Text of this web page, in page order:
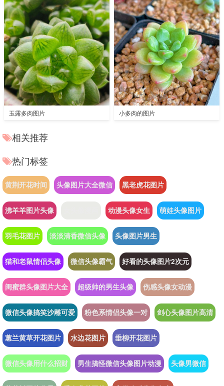
玉露多肉图片 小多肉的图片
相关推荐
热门标签
黄荆开花时间 头像图片大全微信 黑老虎花图片
沸羊羊图片头像 动漫头像女生 萌娃头像图片
羽毛花图片 淡淡清香微信头像 头像图片男生
猫和老鼠情侣头像 微信头像霸气 好看的头像图片2次元
闺蜜群头像图片大全 超级帅的男生头像 伤感头像女动漫
微信头像搞笑沙雕可爱 粉色系情侣头像一对 剑心头像图片高清
蕙兰黄草开花图片 水边花图片 垂柳开花图片
微信头像用什么招财 男生搞怪微信头像图片动漫 头像男微信